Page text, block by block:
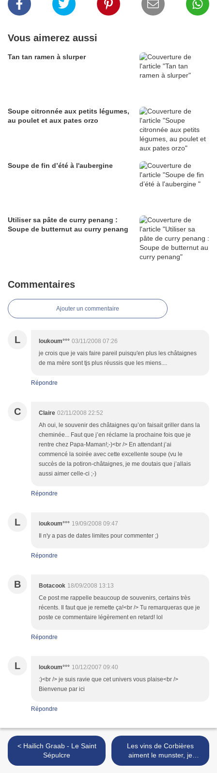
Vous aimerez aussi
Tan tan ramen à slurper
Soupe citronnée aux petits légumes,
au poulet et aux pates orzo
Soupe de fin d’été à l'aubergine
Utiliser sa pâte de curry penang :
Soupe de butternut au curry penang
Commentaires
Ajouter un commentaire
L loukoum°°° 03/11/2008 07:26
je crois que je vais faire pareil puisqu'en plus les châtaignes
de ma mère sont tjs plus réussis que les miens....
Répondre
C Claire 02/11/2008 22:52
Ah oui, le souvenir des châtaignes qu’on faisait griller dans la
cheminée... Faut que j’en réclame la prochaine fois que je
rentre chez Papa-Maman!;-)<br /> En attendant j’ai
commencé la soirée avec cette excellente soupe (vu le
succès de la potiron-châtaignes, je me doutais que j’allais
aussi aimer celle-ci ;-)
Répondre
L loukoum°°° 19/09/2008 09:47
Il n'y a pas de dates limites pour commenter ;)
Répondre
B Botacook 18/09/2008 13:13
Ce post me rappelle beaucoup de souvenirs, certains très
récents. Il faut que je remette ça!<br /> Tu remarqueras que je
poste ce commentaire légèrement en retard! lol
Répondre
L loukoum°°° 10/12/2007 09:40
:)<br /> je suis ravie que cet univers vous plaise<br />
Bienvenue par ici
Répondre
< Hailich Graab - Le Saint
Sépulcre
Les vins de Corbières
aiment le munster, je
répète, les vins de